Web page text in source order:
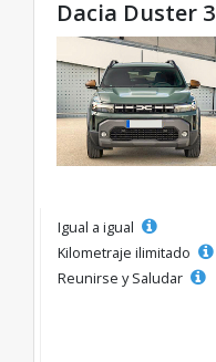
Dacia Duster 3
Igual a igual
Kilometraje ilimitado
Reunirse y Saludar